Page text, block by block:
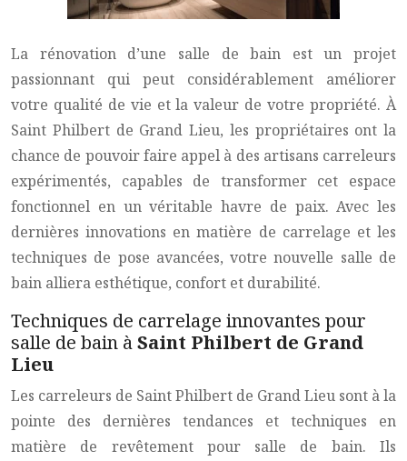
La rénovation d’une salle de bain est un projet
passionnant qui peut considérablement améliorer
votre qualité de vie et la valeur de votre propriété. À
Saint Philbert de Grand Lieu, les propriétaires ont la
chance de pouvoir faire appel à des artisans carreleurs
expérimentés, capables de transformer cet espace
fonctionnel en un véritable havre de paix. Avec les
dernières innovations en matière de carrelage et les
techniques de pose avancées, votre nouvelle salle de
bain alliera esthétique, confort et durabilité.
Techniques de carrelage innovantes pour
salle de bain àSaint Philbert de Grand
Lieu
Les carreleurs de Saint Philbert de Grand Lieu sont à la
pointe des dernières tendances et techniques en
matière de revêtement pour salle de bain. Ils